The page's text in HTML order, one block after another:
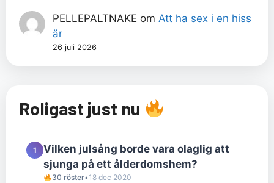
PELLEPALTNAKE om Att ha sex i en hiss
är
26 juli 2026
Roligast just nu
1
Vilken julsång borde vara olaglig att
sjunga på ett ålderdomshem?
30 röster•18 dec 2020